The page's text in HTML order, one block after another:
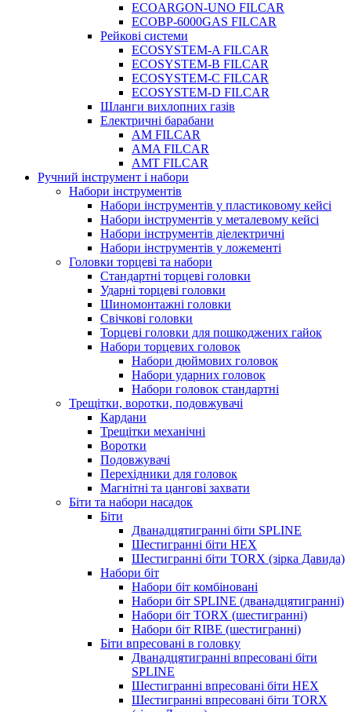
ECOARGON-UNO FILCAR
ECOBP-6000GAS FILCAR
Рейкові системи
ECOSYSTEM-A FILCAR
ECOSYSTEM-B FILCAR
ECOSYSTEM-C FILCAR
ECOSYSTEM-D FILCAR
Шланги вихлопних газів
Електричні барабани
AM FILCAR
AMA FILCAR
AMT FILCAR
Ручний інструмент і набори
Набори інструментів
Набори інструментів у пластиковому кейсі
Набори інструментів у металевому кейсі
Набори інструментів діелектричні
Набори інструментів у ложементі
Головки торцеві та набори
Стандартні торцеві головки
Ударні торцеві головки
Шиномонтажні головки
Свічкові головки
Торцеві головки для пошкоджених гайок
Набори торцевих головок
Набори дюймових головок
Набори ударних головок
Набори головок стандартні
Трещітки, воротки, подовжувачі
Кардани
Трещітки механічні
Воротки
Подовжувачі
Перехідники для головок
Магнітні та цангові захвати
Біти та набори насадок
Біти
Дванадцятигранні біти SPLINE
Шестигранні біти HEX
Шестигранні біти TORX (зірка Давида)
Набори біт
Набори біт комбіновані
Набори біт SPLINE (дванадцятигранні)
Набори біт TORX (шестигранні)
Набори біт RIBE (шестигранні)
Біти впресовані в головку
Дванадцятигранні впресовані біти
SPLINE
Шестигранні впресовані біти HEX
Шестигранні впресовані біти TORX